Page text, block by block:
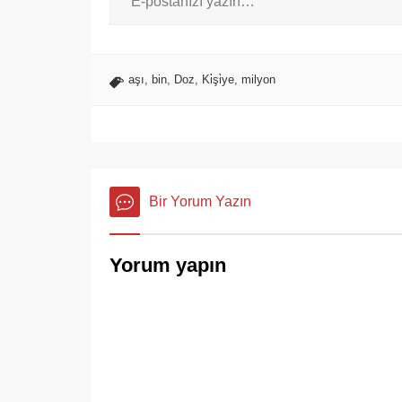
aşı, bin, Doz, Ki̇şi̇ye, milyon
Bir Yorum Yazın
Yorum yapın